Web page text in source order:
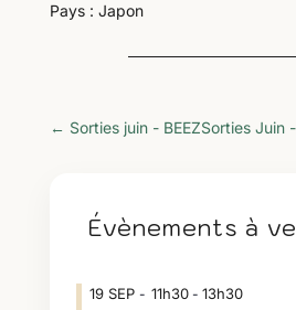
Pays : Japon
← Sorties juin - BEEZSorties Juin
Évènements à
19 SEP 11h30- 13h30